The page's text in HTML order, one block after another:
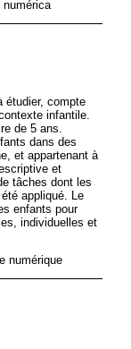
numérica
étudier, compte
infantile.
de 5 ans.
dans des
et appartenant à
et
tâches dont les
appliqué. Le
enfants pour
individuelles et
numérique